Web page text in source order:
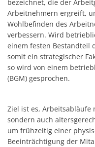
bezeichnet, die der
Arbeitnehmern ergreift,
Wohlbefinden des
verbessern. Wird
einem festen Bestandteil
somit ein strategischer
so wird von einem
(BGM) gesprochen.
Ziel ist es,
sondern auch
um frühzeitig einer
Beeinträchtigung der